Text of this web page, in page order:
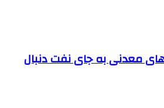
معدنی به جای نفت دنبال